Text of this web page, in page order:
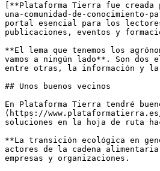
[**Plataforma Tierra fue creada
una-comunidad-de-
portal esencial para los
publicaciones, eventos y
**El lema que tenemos los
vamos a ningún lado**. Son
entre otras, la información y
## Unos buenos vecinos
En Plataforma Tierra tendré
(https://
soluciones en la hoja de ruta
**La transición ecológica en
actores de la cadena
empresas y organizaciones.